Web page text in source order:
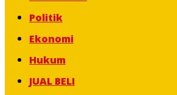
Politik
Ekonomi
Hukum
JUAL BELI